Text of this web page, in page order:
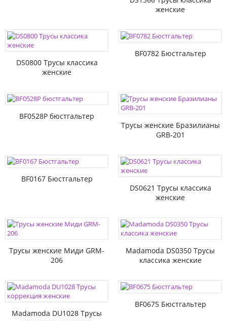
женские
DS0800 Трусы классика
женские
BF0782 Бюстгальтер
BF0528P бюстгальтер
Трусы женские Бразилианы
GRB-201
BF0167 Бюстгальтер
DS0621 Трусы классика
женские
Трусы женские Миди GRM-
206
Madamoda DS0350 Трусы
классика женские
Madamoda DU1028 Трусы
BF0675 Бюстгальтер